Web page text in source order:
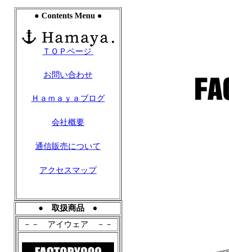
● Contents Menu ●
ＴＯＰページ
お問い合わせ
Ｈａｍａｙａブログ
会社概要
通信販売について
アクセスマップ
● 取扱商品 ●
－－ アイウェア －－